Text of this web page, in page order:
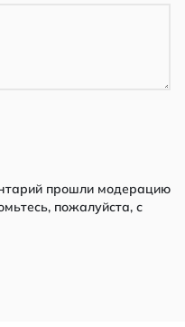
прошли модерацию
пожалуйста, с